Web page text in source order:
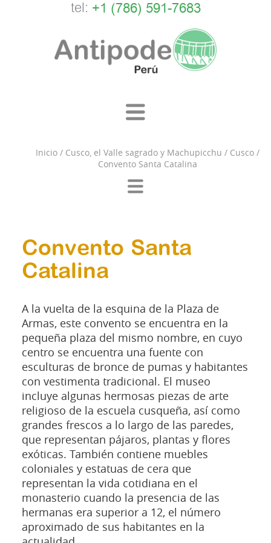
tel: +1 (786) 591-7683
Inicio / Cusco, el Valle sagrado y Machupicchu / Cusco /
Convento Santa Catalina
Convento Santa
Catalina
A la vuelta de la esquina de la Plaza de
Armas, este convento se encuentra en la
pequeña plaza del mismo nombre, en cuyo
centro se encuentra una fuente con
esculturas de bronce de pumas y habitantes
con vestimenta tradicional. El museo
incluye algunas hermosas piezas de arte
religioso de la escuela cusqueña, así como
grandes frescos a lo largo de las paredes,
que representan pájaros, plantas y flores
exóticas. También contiene muebles
coloniales y estatuas de cera que
representan la vida cotidiana en el
monasterio cuando la presencia de las
hermanas era superior a 12, el número
aproximado de sus habitantes en la